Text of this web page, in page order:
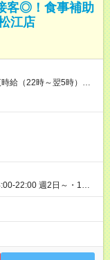
客◎！食事補助
江店
給（22時～翌5時）：
げで一ヶ月とさせてい
中も同時給）
22:00 週2日～・1日
の試験や家庭の都合な
。 その際はお気軽にご